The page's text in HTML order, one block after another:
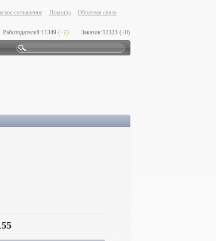
соглашение Помощь Обратная связь
Работодателей:11349 (+2) Заказов:12323 (+0)